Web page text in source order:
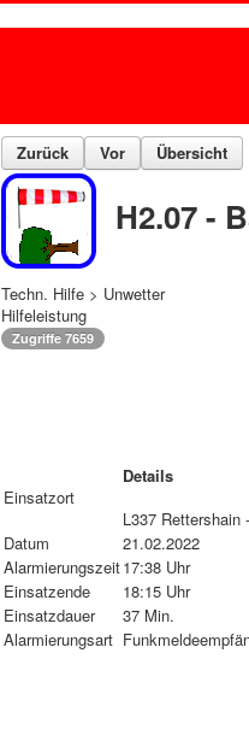
Zurück Vor Übersicht
H2.07 -
Techn. Hilfe > Unwetter
Hilfeleistung
Zugriffe 7659
Einsatzort
Details
L337 Rettershain
Datum
21.02.2022
Alarmierungszeit17:38 Uhr
Einsatzende
18:15 Uhr
Einsatzdauer
37 Min.
Alarmierungsart